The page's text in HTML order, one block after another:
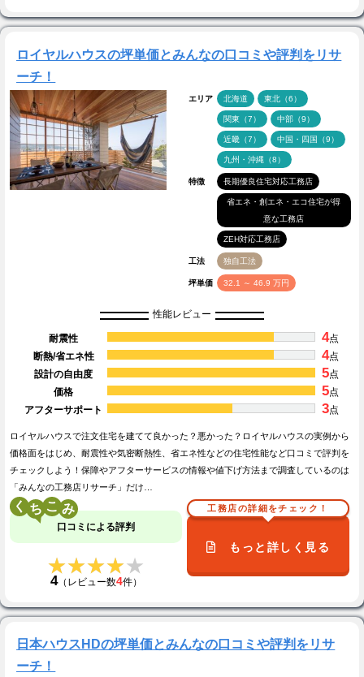
ロイヤルハウスの坪単価とみんなの口コミや評判をリサ
ーチ！
エリア 北海道 東北（6）
関東（7） 中部（9）
近畿（7） 中国・四国（9）
九州・沖縄（8）
特徴 長期優良住宅対応工務店
省エネ・創エネ・エコ住宅が得
意な工務店
ZEH対応工務店
工法 独自工法
坪単価 32.1 ～ 46.9 万円
性能レビュー
耐震性 4点
断熱/省エネ性
4点
設計の自由度
5点
価格
5点
アフターサポート
3点
ロイヤルハウスで注文住宅を建てて良かった？悪かった？ロイヤルハウスの実例から
価格面をはじめ、耐震性や気密断熱性、省エネ性などの住宅性能など口コミで評判を
チェックしよう！保障やアフターサービスの情報や値下げ方法まで調査しているのは
「みんなの工務店リサーチ」だけ…
く こ
口コミによる評判
★★★★★
★★★★★
4（レビュー数4件）
工務店の詳細をチェック！
もっと詳しく見る
日本ハウスHDの坪単価とみんなの口コミや評判をリサ
ーチ！